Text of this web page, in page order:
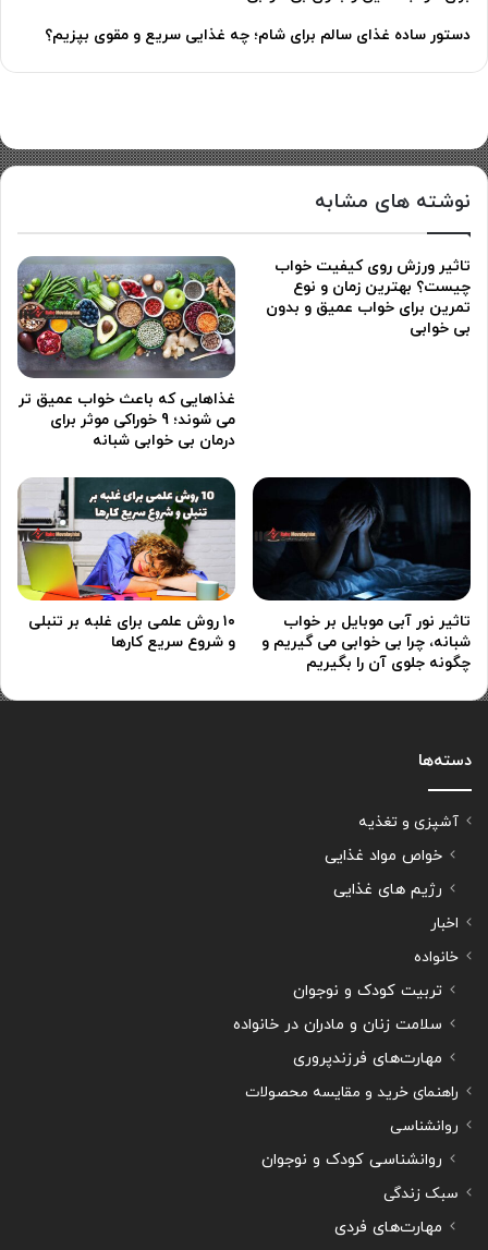
دستور ساده غذای سالم برای شام؛ چه غذایی سریع و مقوی بپزیم؟
نوشته های مشابه
تاثیر ورزش روی کیفیت خواب
چیست؟ بهترین زمان و نوع
تمرین برای خواب عمیق و بدون
بی خوابی
غذاهایی که باعث خواب عمیق تر
می شوند؛ 9 خوراکی موثر برای
درمان بی خوابی شبانه
تاثیر نور آبی موبایل بر خواب
شبانه، چرا بی خوابی می گیریم و
چگونه جلوی آن را بگیریم
۱۰ روش علمی برای غلبه بر تنبلی
و شروع سریع کارها
دسته‌ها
آشپزی و تغذیه
خواص مواد غذایی
رژیم های غذایی
اخبار
خانواده
تربیت کودک و نوجوان
سلامت زنان و مادران در خانواده
مهارت‌های فرزندپروری
راهنمای خرید و مقایسه محصولات
روانشناسی
روانشناسی کودک و نوجوان
سبک زندگی
مهارت‌های فردی